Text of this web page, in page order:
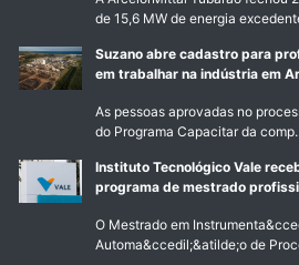
de 15,6 MW de energia
Suzano abre cadastro para
em trabalhar na indústria em
As pessoas aprovadas no
do Programa Capacitar da
Instituto Tecnológico Vale
programa de mestrado
O Mestrado em
Automa&ccedil;&atilde;o de